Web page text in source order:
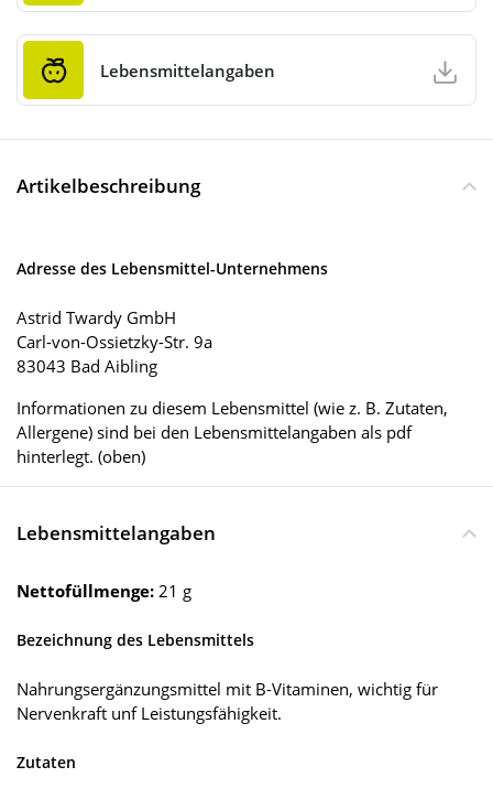
Lebensmittelangaben
Artikelbeschreibung
Adresse des Lebensmittel-Unternehmens
Astrid Twardy GmbH
Carl-von-Ossietzky-Str. 9a
83043 Bad Aibling
Informationen zu diesem Lebensmittel (wie z. B. Zutaten,
Allergene) sind bei den Lebensmittelangaben als pdf
hinterlegt. (oben)
Lebensmittelangaben
Nettofüllmenge: 21 g
Bezeichnung des Lebensmittels
Nahrungsergänzungsmittel mit B-Vitaminen, wichtig für
Nervenkraft unf Leistungsfähigkeit.
Zutaten